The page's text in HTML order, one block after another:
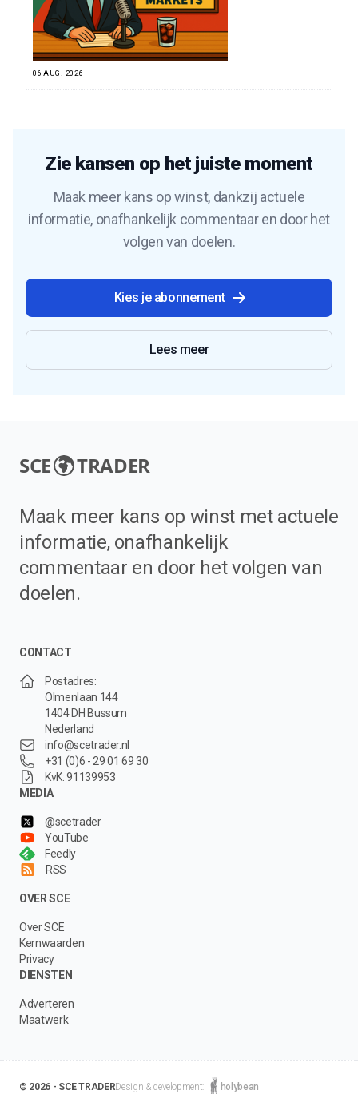
06 AUG. 2026
Zie kansen op het juiste moment
Maak meer kans op winst, dankzij actuele
informatie, onafhankelijk commentaar en door het
volgen van doelen.
Kies je abonnement
Lees meer
SCE TRADER
Maak meer kans op winst met actuele
informatie, onafhankelijk
commentaar en door het volgen van
doelen.
CONTACT
Postadres:
Olmenlaan 144
1404 DH Bussum
Nederland
info@scetrader.nl
+31 (0)6 - 29 01 69 30
KvK: 91139953
MEDIA
@scetrader
YouTube
Feedly
RSS
OVER SCE
Over SCE
Kernwaarden
Privacy
DIENSTEN
Adverteren
Maatwerk
© 2026 - SCE TRADERDesign & development: holybean